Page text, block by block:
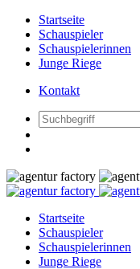
Startseite
Schauspieler
Schauspielerinnen
Junge Riege
Kontakt
Startseite
Schauspieler
Schauspielerinnen
Junge Riege